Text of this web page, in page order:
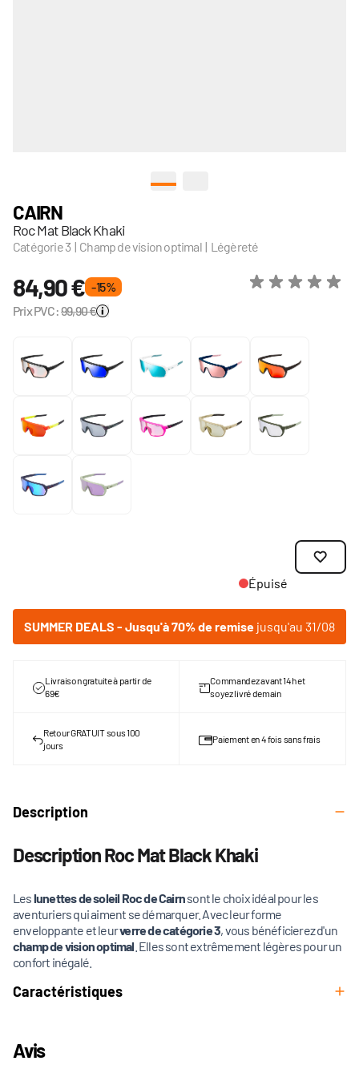
CAIRN
Roc Mat Black Khaki
Catégorie 3 | Champ de vision optimal | Légèreté
84,90 € - 15 %
Prix PVC:99,90 €
Épuisé
SUMMER DEALS - Jusqu'à 70% de remise jusqu'au 31/08
Livraison gratuite à partir de
69€
Commandez avant 14h et
soyez livré demain
Retour GRATUIT sous 100
jours
Paiement en 4 fois sans frais
Description
Description Roc Mat Black Khaki
Leslunettes de soleil Roc de Cairnsont le choix idéal pour les
aventuriers qui aiment se démarquer. Avec leur forme
enveloppante et leurverre de catégorie 3​​​​​​​, vous bénéficierez d'un
champ de vision optimal . Elles sont extrêmement légères pour un
confort inégalé.
Caractéristiques
Avis